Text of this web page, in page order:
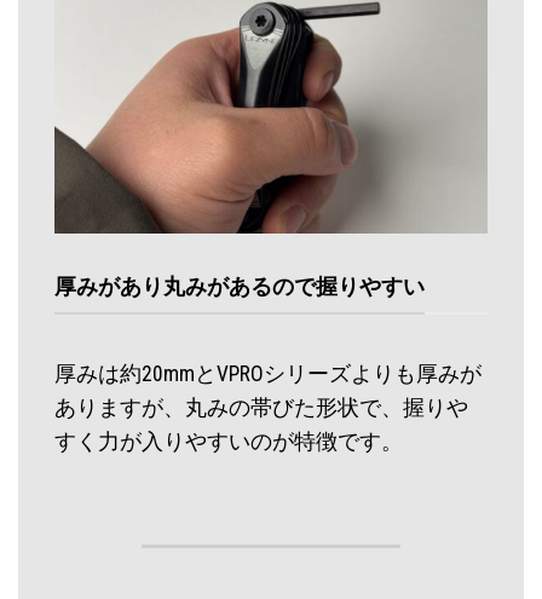
厚みがあり丸みがあるので握りやすい
厚みは約20mmとVPROシリーズよりも厚みが
ありますが、丸みの帯びた形状で、握りや
すく力が入りやすいのが特徴です。